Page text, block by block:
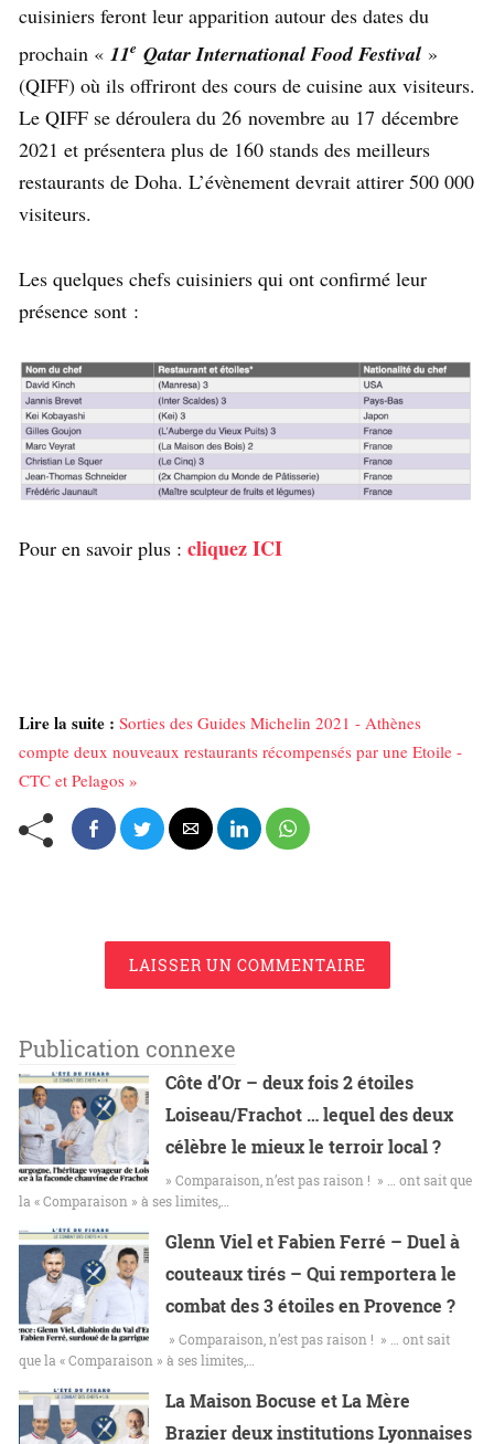
cuisiniers feront leur apparition autour des dates du
prochain « 11e Qatar International Food Festival »
(QIFF) où ils offriront des cours de cuisine aux visiteurs.
Le QIFF se déroulera du 26 novembre au 17 décembre
2021 et présentera plus de 160 stands des meilleurs
restaurants de Doha. L’évènement devrait attirer 500 000
visiteurs.
Les quelques chefs cuisiniers qui ont confirmé leur
présence sont :
Pour en savoir plus : cliquez ICI
Lire la suite : Sorties des Guides Michelin 2021 - Athènes
compte deux nouveaux restaurants récompensés par une Etoile -
CTC et Pelagos »
LAISSER UN COMMENTAIRE
Publication connexe
Côte d’Or – deux fois 2 étoiles
Loiseau/Frachot … lequel des deux
célèbre le mieux le terroir local ?
» Comparaison, n’est pas raison ! » … ont sait que
la « Comparaison » à ses limites,…
Glenn Viel et Fabien Ferré – Duel à
couteaux tirés – Qui remportera le
combat des 3 étoiles en Provence ?
» Comparaison, n’est pas raison ! » … ont sait
que la « Comparaison » à ses limites,…
La Maison Bocuse et La Mère
Brazier deux institutions Lyonnaises